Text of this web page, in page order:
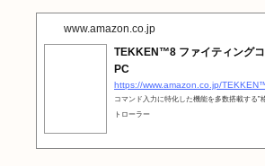
www.amazon.co.jp
TEKKEN™8 ファイティング
PC
コマンド入力に特化した機能を多数搭載する”
トローラー